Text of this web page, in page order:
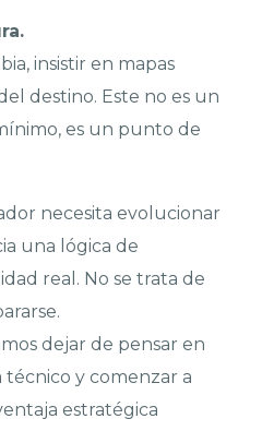
insistir en mapas
destino. Este no es un
es un punto de
necesita evolucionar
una lógica de
real. No se trata de
dejar de pensar en
y comenzar a
estratégica